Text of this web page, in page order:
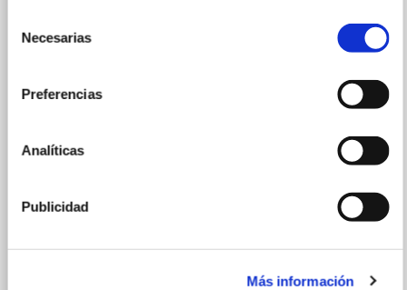
Necesarias
Preferencias
Analíticas
Publicidad
Más información